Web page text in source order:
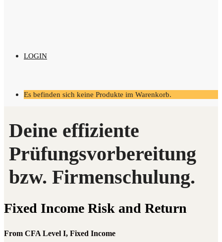
LOGIN
Es befinden sich keine Produkte im Warenkorb.
Fixed Inco­me Risk and Return
From CFA Level I, Fixed Income